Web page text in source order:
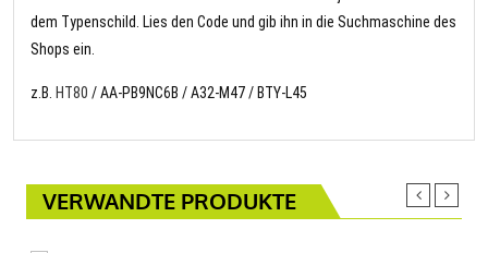
dem Typenschild. Lies den Code und gib ihn in die Suchmaschine des
Shops ein.
z.B. HT80 / AA-PB9NC6B / A32-M47 / BTY-L45
VERWANDTE PRODUKTE